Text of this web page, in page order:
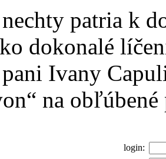
patria k
dokonalé
Ivany
na
login: